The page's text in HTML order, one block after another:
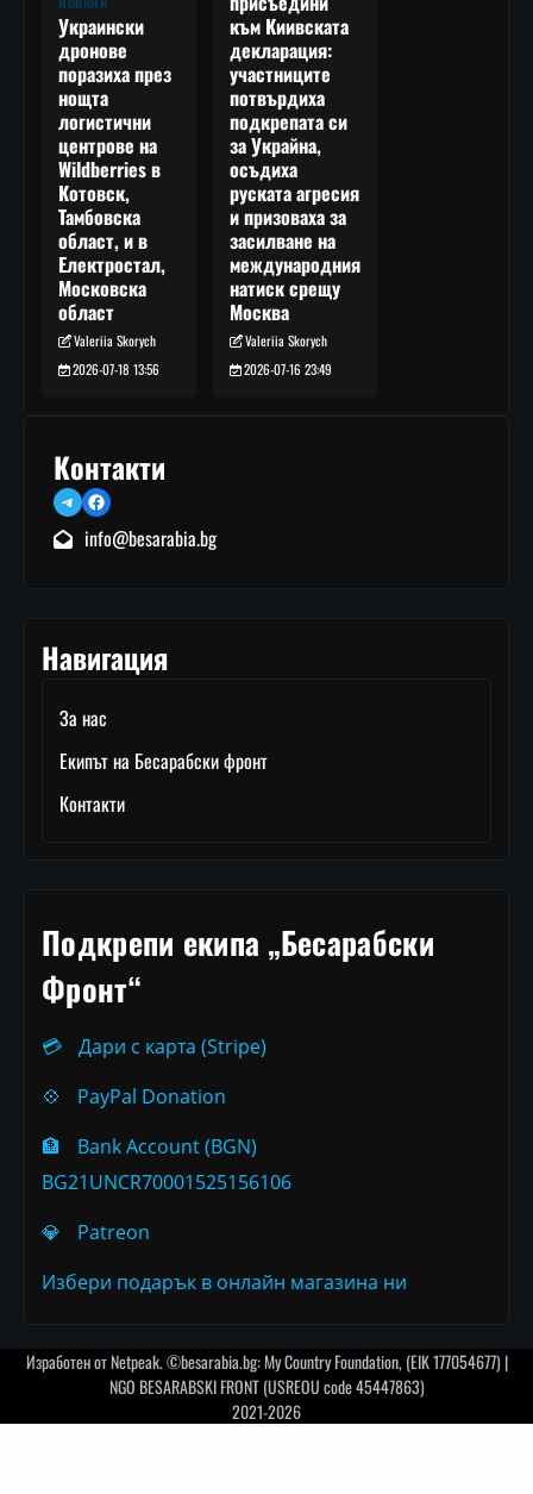
Украински
дронове
поразиха през
нощта
логистични
центрове на
Wildberries в
Котовск,
Тамбовска
област, и в
Електростал,
Московска
област
Valeriia Skorych
2026-07-18 13:56
към Киивската
декларация:
участниците
потвърдиха
подкрепата си
за Украйна,
осъдиха
руската агресия
и призоваха за
засилване на
международния
натиск срещу
Москва
Valeriia Skorych
2026-07-16 23:49
Контакти
TelegramFacebook
info@besarabia.bg
Навигация
За нас
Екипът на Бесарабски фронт
Контакти
Подкрепи екипа „Бесарабски
Фронт“
💳
Дари с карта (Stripe)
💠
PayPal Donation
🏦
Bank Account (BGN)
BG21UNCR70001525156106
💎
Patreon
Избери подарък в онлайн магазина ни
Изработен отNetpeak. ©besarabia.bg: My Country Foundation, (EIK 177054677) |
NGO BESARABSKI FRONT (USREOU code 45447863)
2021-2026